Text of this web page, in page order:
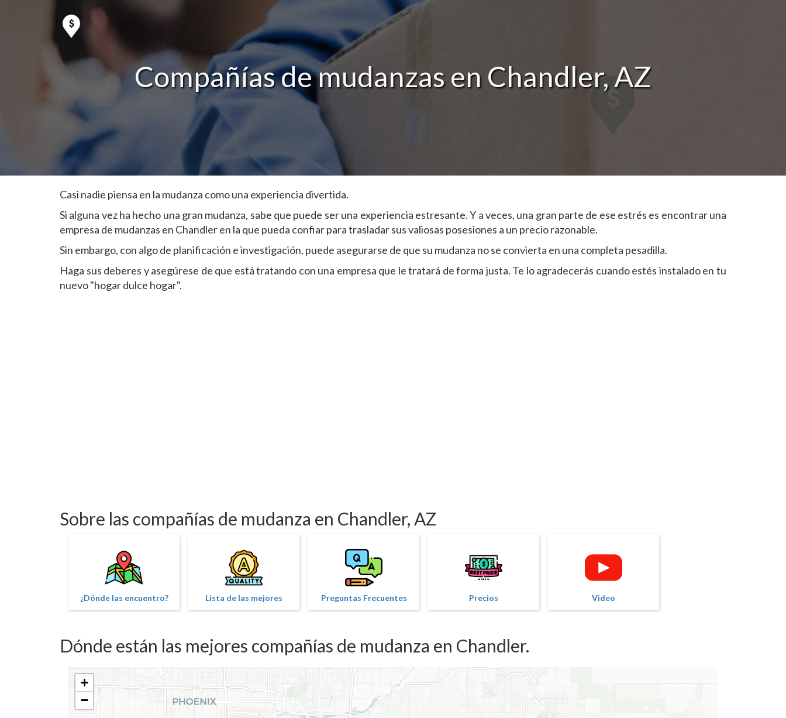
Compañías de mudanzas en Chandler, AZ
Casi nadie piensa en la mudanza como una experiencia divertida.
Si alguna vez ha hecho una gran mudanza, sabe que puede ser una experiencia estresante. Y a veces, una gran parte de ese estrés es encontrar una
empresa de mudanzas en Chandler en la que pueda confiar para trasladar sus valiosas posesiones a un precio razonable.
Sin embargo, con algo de planificación e investigación, puede asegurarse de que su mudanza no se convierta en una completa pesadilla.
Haga sus deberes y asegúrese de que está tratando con una empresa que le tratará de forma justa. Te lo agradecerás cuando estés instalado en tu
nuevo "hogar dulce hogar".
Sobre las compañías de mudanza en Chandler, AZ
¿Dónde las encuentro? Lista de las mejores Preguntas Frecuentes Precios Video
Dónde están las mejores compañías de mudanza en Chandler.
+
−